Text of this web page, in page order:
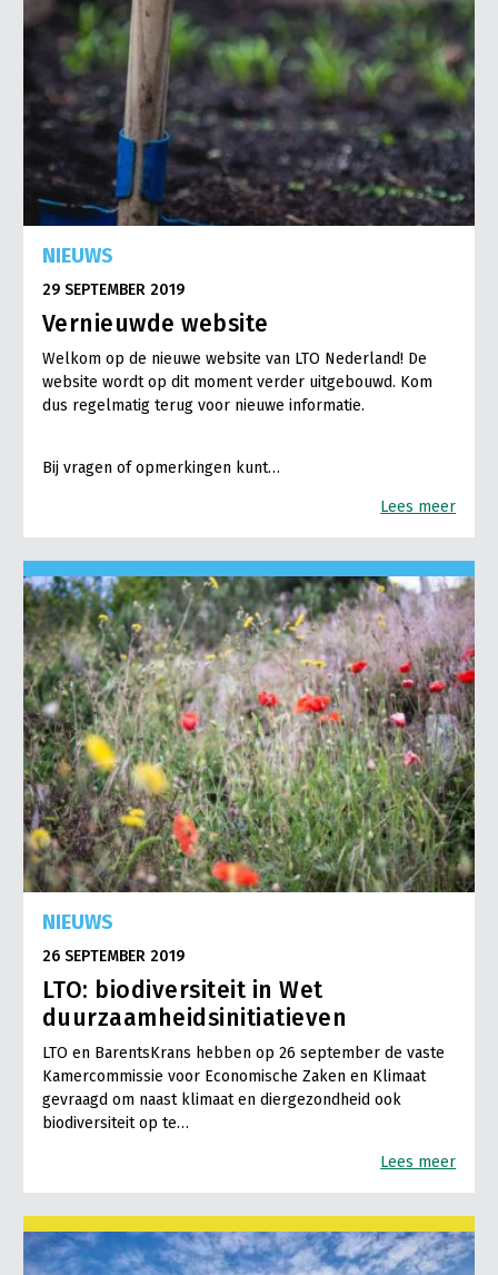
NIEUWS
29 SEPTEMBER 2019
Vernieuwde website
Welkom op de nieuwe website van LTO Nederland! De
website wordt op dit moment verder uitgebouwd. Kom
dus regelmatig terug voor nieuwe informatie.
Bij vragen of opmerkingen kunt…
Lees meer
NIEUWS
26 SEPTEMBER 2019
LTO: biodiversiteit in Wet
duurzaamheidsinitiatieven
LTO en BarentsKrans hebben op 26 september de vaste
Kamercommissie voor Economische Zaken en Klimaat
gevraagd om naast klimaat en diergezondheid ook
biodiversiteit op te…
Lees meer